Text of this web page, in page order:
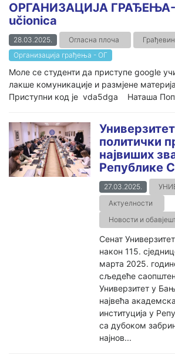
ОРГАНИЗАЦИЈА ГРАЂЕЊА-
učionica
28.03.2025. Огласна плоча
Организација грађења - ОГ
Моле се студенти да приступе google
лакше комуникације и размјене
Приступни код је vda5dga Наташа
политички
највиших
Републике
27.03.2025.
Актуелности
Новости и
Сенат
након 115.
марта 2025.
сљедеће
Универзитет у
највећа
институција у
са дубоком
најнов...